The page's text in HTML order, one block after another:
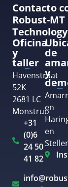
Contacto
Robust-
Oficina
y
taller
Havenstraat
52K
2681 LC
Monstruo
+31
(0)6
24 50
41 82
de
y
en
en